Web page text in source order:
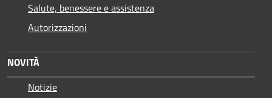
Salute, benessere e assistenza
Autorizzazioni
NOVITÀ
Notizie